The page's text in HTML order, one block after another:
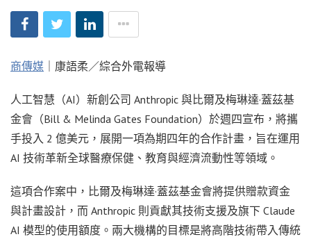
商傳媒 ｜康語柔／綜合外電報導
人工智慧（AI）新創公司 Anthropic 與比爾及梅琳達·蓋茲基
金會（Bill & Melinda Gates Foundation）於週四宣布，將攜
手投入 2 億美元，展開一項為期四年的合作計畫，旨在運用
AI 技術革新全球醫療保健、教育與經濟流動性等領域。
這項合作案中，比爾及梅琳達·蓋茲基金會將提供贈款資金
與計畫設計，而 Anthropic 則貢獻其技術支援及旗下 Claude
AI 模型的使用額度。兩大機構的目標是將高階技術帶入傳統